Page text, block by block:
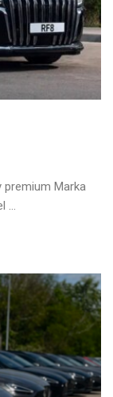
premium Marka